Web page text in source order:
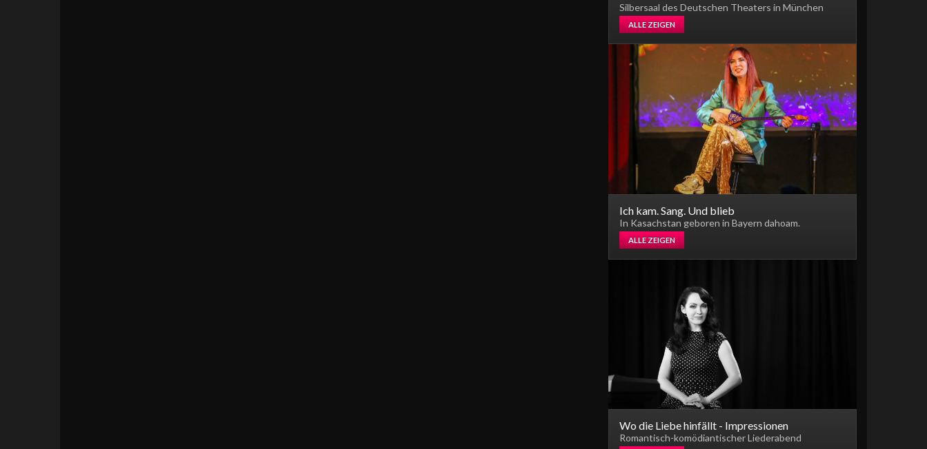
Silbersaal des Deutschen Theaters in München
ALLE ZEIGEN
Ich kam. Sang. Und blieb
In Kasachstan geboren in Bayern dahoam.
ALLE ZEIGEN
Wo die Liebe hinfällt - Impressionen
Romantisch-komödiantischer Liederabend